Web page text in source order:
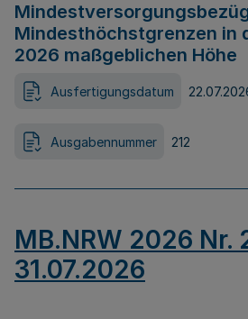
Mindesthöchstgrenzen in
2026 maßgeblichen Höhe
Ausfertigungsdatum
Ausgabennummer 212
MB.NRW 2026 Nr.
31.07.2026